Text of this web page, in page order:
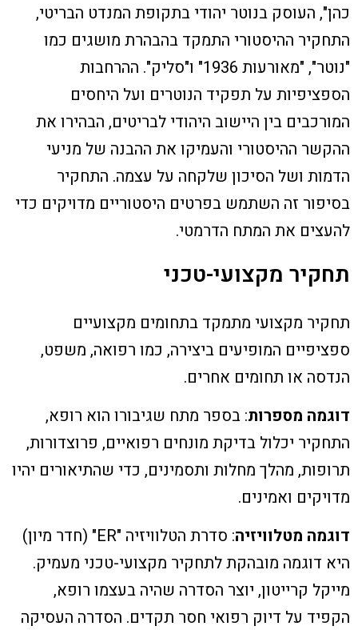
כהן", העוסק בנוטר יהודי בתקופת המנדט הבריטי,
התחקיר ההיסטורי התמקד בהבהרת מושגים כמו
"נוטר", "מאורעות 1936" ו"סליק". ההרחבות
הספציפיות על תפקיד הנוטרים ועל היחסים
המורכבים בין היישוב היהודי לבריטים, הבהירו את
ההקשר ההיסטורי והעמיקו את ההבנה של מניעי
הדמות ושל הסיכון שלקחה על עצמה. התחקיר
בסיפור זה השתמש בפרטים היסטוריים מדויקים כדי
להעצים את המתח הדרמטי.
תחקיר מקצועי-טכני
תחקיר מקצועי מתמקד בתחומים מקצועיים
ספציפיים המופיעים ביצירה, כמו רפואה, משפט,
הנדסה או תחומים אחרים.
דוגמה מספרות: בספר מתח שגיבורו הוא רופא,
התחקיר יכלול בדיקת מונחים רפואיים, פרוצדורות,
תרופות, מהלך מחלות ותסמינים, כדי שהתיאורים יהיו
מדויקים ואמינים.
דוגמה מטלוויזיה
: סדרת הטלוויזיה "ER" (חדר מיון)
היא דוגמה מובהקת לתחקיר מקצועי-טכני מעמיק.
מייקל קרייטון, יוצר הסדרה שהיה בעצמו רופא,
הקפיד על דיוק רפואי חסר תקדים. הסדרה העסיקה